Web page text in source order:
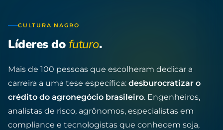
CULTURA NAGRO
Líderes do futuro.
Mais de 100 pessoas que escolheram dedicar a
carreira a uma tese específica: desburocratizar o
crédito do agronegócio brasileiro. Engenheiros,
analistas de risco, agrônomos, especialistas em
compliance e tecnologistas que conhecem soja,